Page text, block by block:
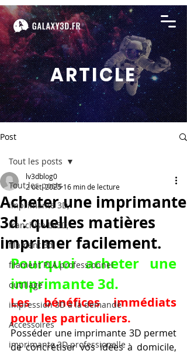
ARTICLE
Post
Tout les posts
imprimante 3D,
franchise LV3D,
filament 3d,
filament PLA professionnel
outillage
impression 3D à la demande
Accessoires
imprimante 3D professionelle
Tout les posts
Acheter une imprimante
3d : quelles matières
imprimer facilement.
lv3dblog0
2 oct. 2025 16 min de lecture
Pourquoi acheter une
imprimante 3d.
Les bénéfices immédiats
pour les particuliers.
Posséder une imprimante 3D permet
de concrétiser vos idées à domicile,